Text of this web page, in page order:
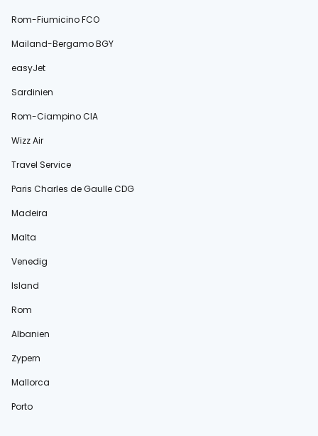
Rom-Fiumicino FCO
Mailand-Bergamo BGY
easyJet
Sardinien
Rom-Ciampino CIA
Wizz Air
Travel Service
Paris Charles de Gaulle CDG
Madeira
Malta
Venedig
Island
Rom
Albanien
Zypern
Mallorca
Porto